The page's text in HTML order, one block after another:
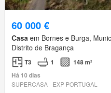
60 000 €
Casa em Bornes e Burga,
Distrito de Bragança
T3 1
148 m²
Há 10 dias
SUPERCASA - EXP PORTUGAL